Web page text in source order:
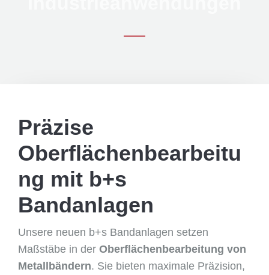
Präzise
Oberflächenbearbeitu
ng mit b+s
Bandanlagen
Unsere neuen b+s Bandanlagen setzen
Maßstäbe in der Oberflächenbearbeitung von
Metallbändern. Sie bieten maximale Präzision,